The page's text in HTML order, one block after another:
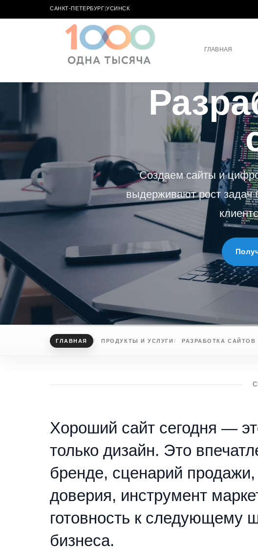
САНКТ-ПЕТЕРБУРГ|УСИНСК
ГЛАВНАЯ
Создаем сайты и
выдерживают рост задач
ГЛАВНАЯ ПРОДУКТЫ И УСЛУГИ РАЗРАБОТКА САЙТОВ
Хороший сайт сегодня —
только дизайн. Это
бренде, сценарий продажи,
доверия, инструмент
готовность к следующему
бизнеса.